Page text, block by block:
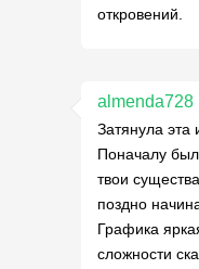
откровений.
almenda728
Затянула эта
Поначалу
твои
поздно
Графика
сложности